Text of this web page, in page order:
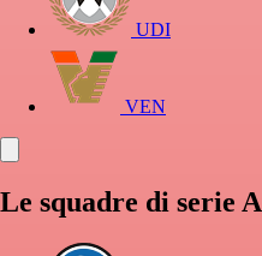
UDI
VEN
Le squadre di serie A